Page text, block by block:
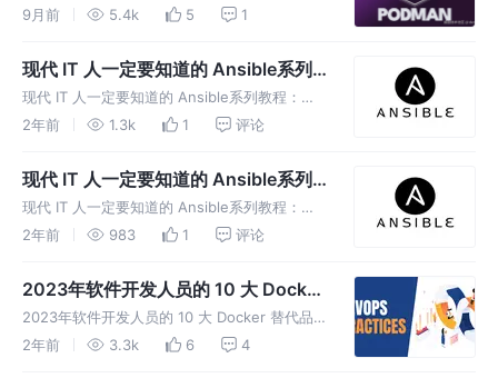
其配置文件或使用 Podman Desktop 的图形界
9月前 5.4k 5 1
现代 IT 人一定要知道的 Ansible系列
教程：持续交付和滚动升级
现代 IT 人一定要知道的 Ansible系列教程：持
续交付和滚动升级 什么是持续交付？ 持续交付
这个想法是，通过更频繁地更新，您不必等待特
定的时间段，
2年前 1.3k 1 评论
现代 IT 人一定要知道的 Ansible系列
教程：Roles详解
现代 IT 人一定要知道的 Ansible系列教程：
Roles详解 Roles 在 ansible 中角色允许我们根
任务、处理程序和其他 Ansible 工件
2年前 983 1 评论
2023年软件开发人员的 10 大 Docker
替代品
2023年软件开发人员的 10 大 Docker 替代品
掘金2023年度人气创作者打榜中，快来帮我打
2年前 3.3k 6 4